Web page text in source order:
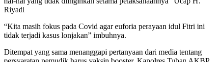
Riyadi
“Kita masih fokus pada Covid agar euforia perayaan idul Fitri ini
tidak terjadi kasus lonjakan” imbuhnya.
Ditempat yang sama menanggapi pertanyaan dari media tentang